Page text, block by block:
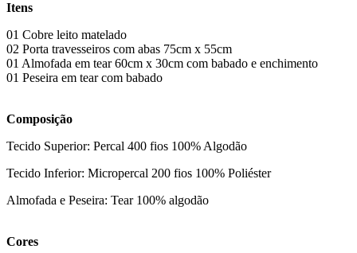
Itens
01 Cobre leito matelado
02 Porta travesseiros com abas 75cm x 55cm
01 Almofada em tear 60cm x 30cm com babado e enchimento
01 Peseira em tear com babado
Composição
Tecido Superior: Percal 400 fios 100% Algodão
Tecido Inferior: Micropercal 200 fios 100% Poliéster
Almofada e Peseira: Tear 100% algodão
Cores